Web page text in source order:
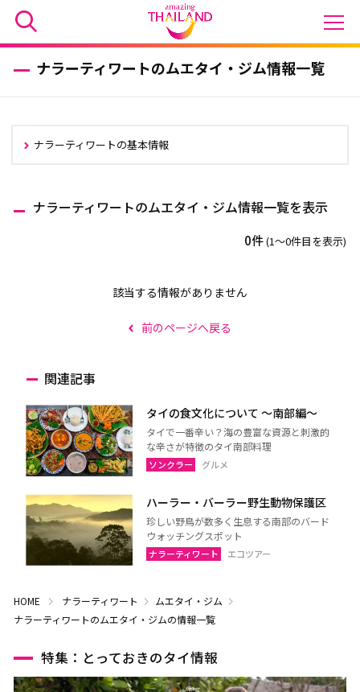
ナラーティワートのムエタイ・ジム情報一覧
ナラーティワートの基本情報
ナラーティワートのムエタイ・ジム情報一覧を表示
0件(1〜0件目を表示)
該当する情報がありません
前のページへ戻る
関連記事
タイの食文化について 〜南部編〜
タイで一番辛い？海の豊富な資源と刺激的
な辛さが特徴のタイ南部料理
ソンクラー グルメ
ハーラー・バーラー野生動物保護区
珍しい野鳥が数多く生息する南部のバード
ウォッチングスポット
ナラーティワート エコツアー
HOME ナラーティワート
ムエタイ・ジム
ナラーティワートのムエタイ・ジムの情報一覧
特集：とっておきのタイ情報